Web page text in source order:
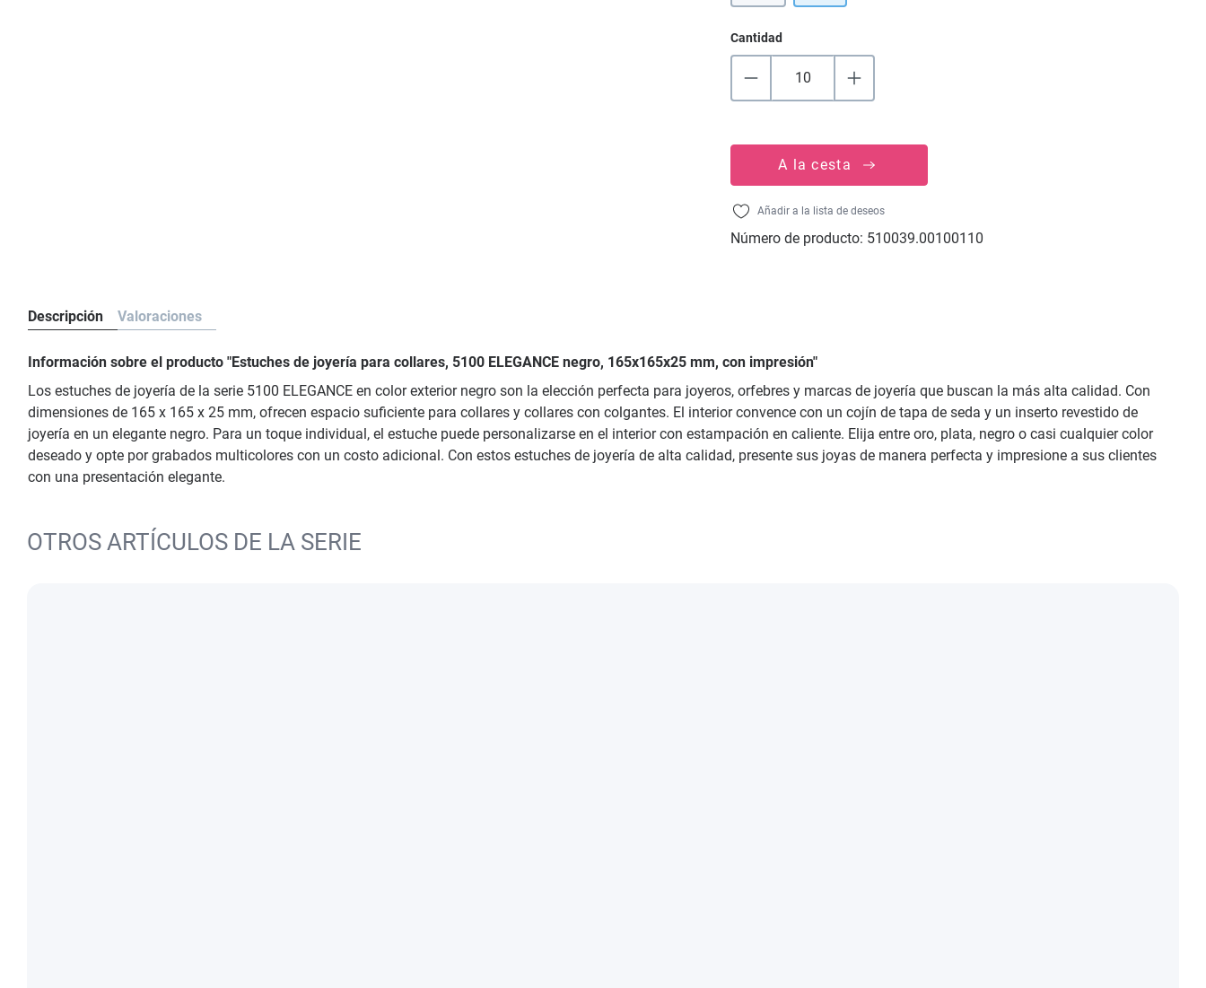
Cantidad
A la cesta
Añadir a la lista de deseos
Número de producto: 510039.00100110
Descripción Valoraciones
Información sobre el producto "Estuches de joyería para collares, 5100 ELEGANCE negro, 165x165x25 mm, con impresión"
Los estuches de joyería de la serie 5100 ELEGANCE en color exterior negro son la elección perfecta para joyeros, orfebres y marcas de joyería que buscan la más alta calidad. Con
dimensiones de 165 x 165 x 25 mm, ofrecen espacio suficiente para collares y collares con colgantes. El interior convence con un cojín de tapa de seda y un inserto revestido de
joyería en un elegante negro. Para un toque individual, el estuche puede personalizarse en el interior con estampación en caliente. Elija entre oro, plata, negro o casi cualquier color
deseado y opte por grabados multicolores con un costo adicional. Con estos estuches de joyería de alta calidad, presente sus joyas de manera perfecta y impresione a sus clientes
con una presentación elegante.
OTROS ARTÍCULOS DE LA SERIE